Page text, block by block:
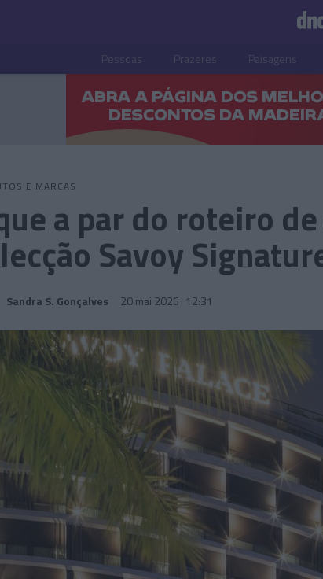
Pessoas Prazeres Paisagens
E MARCAS
a par do roteiro
Savoy
Sandra S. Gonçalves 20 mai 2026 12:31